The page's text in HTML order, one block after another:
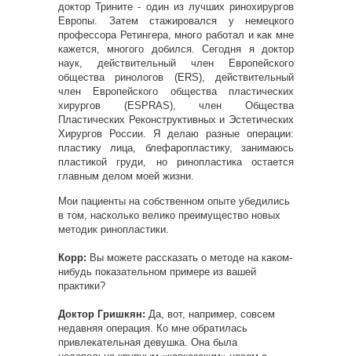
доктор Трините - один из лучших ринохирургов
Европы. Затем стажировался у немецкого
профессора Ретингера, много работал и как мне
кажется, многого добился. Сегодня я доктор
наук, действительный член Европейского
общества ринологов (ERS), действительный
член Европейского общества пластических
хирургов (ESPRAS), член Общества
Пластических Реконструктивных и Эстетических
Хирургов России. Я делаю разные операции:
пластику лица, блефаропластику, занимаюсь
пластикой груди, но ринопластика остается
главным делом моей жизни.
Мои пациенты на собственном опыте убедились
в том, насколько велико преимущество новых
методик ринопластики.
Корр: Вы можете рассказать о методе на каком-
нибудь показательном примере из вашей
практики?
Доктор Гришкян: Да, вот, например, совсем
недавняя операция. Ко мне обратилась
привлекательная девушка. Она была